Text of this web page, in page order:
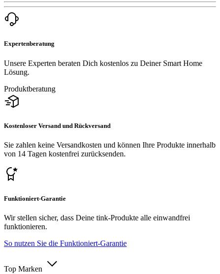
Expertenberatung
Unsere Experten beraten Dich kostenlos zu Deiner Smart Home
Lösung.
Produktberatung
Kostenloser Versand und Rückversand
Sie zahlen keine Versandkosten und können Ihre Produkte innerhalb
von 14 Tagen kostenfrei zurücksenden.
Funktioniert-Garantie
Wir stellen sicher, dass Deine tink-Produkte alle einwandfrei
funktionieren.
So nutzen Sie die Funktioniert-Garantie
Top Marken